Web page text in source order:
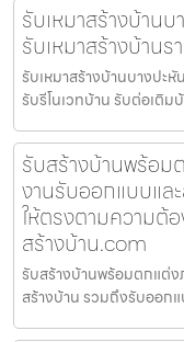
รับเหมาสร้างบ้าน
รับเหมาสร้างบ้าน
รับเหมาสร้างบ้านบางปะหั
รับรีโนเวทบ้าน รับต่อเติ
รับสร้างบ้านพร้อม
งานรับออกแบบแล
ให้ตรงตามความต้
สร้างบ้าน.com
รับสร้างบ้านพร้อมตกแต่ง
สร้างบ้าน รวมถึงรับออก